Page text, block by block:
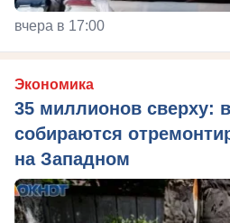
вчера в 17:00
Экономика
35 миллионов сверху: в
собираются
на Западном